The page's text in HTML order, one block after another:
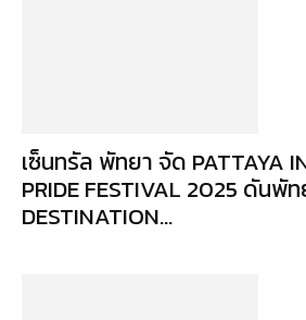
เซ็นทรัล พัทยา จัด PATTAYA
PRIDE FESTIVAL 2025 ดันพัท
DESTINATION...